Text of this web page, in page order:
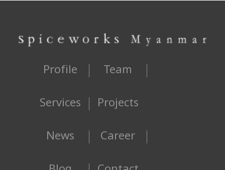
Profile
Team
Services
Projects
News
Career